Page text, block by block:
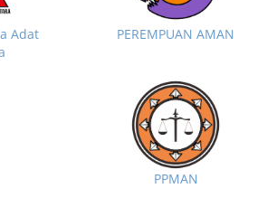
Adat
PEREMPUAN AMAN
PPMAN